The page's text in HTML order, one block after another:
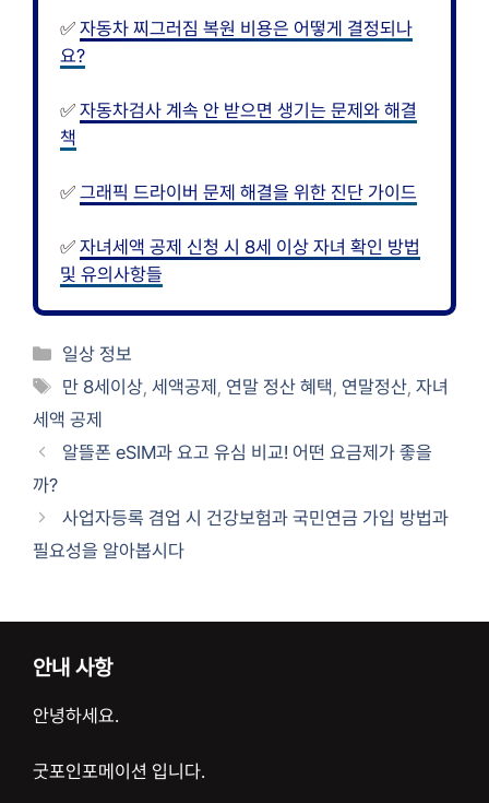
✅ 자동차 찌그러짐 복원 비용은 어떻게 결정되나
요?
✅ 자동차검사 계속 안 받으면 생기는 문제와 해결
책
✅ 그래픽 드라이버 문제 해결을 위한 진단 가이드
✅ 자녀세액 공제 신청 시 8세 이상 자녀 확인 방법
및 유의사항들
카
테
리
일상 정보
태
그
만 8세이상,세액공제 , 연말 정산 혜택, 연말정산,자녀
세액 공제
알뜰폰 eSIM과 요고 유심 비교! 어떤 요금제가 좋을
까?
사업자등록 겸업 시 건강보험과 국민연금 가입 방법과
필요성을 알아봅시다
안내 사항
안녕하세요.
굿포인포메이션 입니다.